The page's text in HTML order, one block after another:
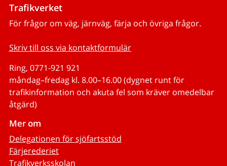
Trafikverket
För frågor om väg, järnväg, färja och övriga frågor.
Skriv till oss via kontaktformulär
Ring, 0771-921 921
måndag–fredag kl. 8.00–16.00 (dygnet runt för
trafikinformation och akuta fel som kräver omedelbar
åtgärd)
Mer om
Delegationen för sjöfartsstöd
Färjerederiet
Trafikverksskolan